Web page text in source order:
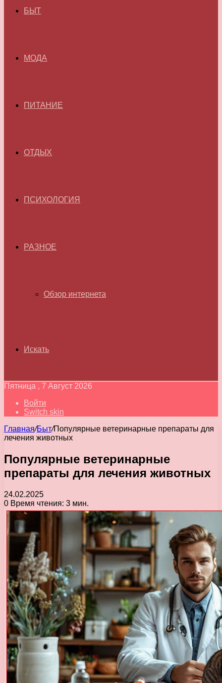
БЫТ
МОДА
ПИТАНИЕ
ОТДЫХ
ПСИХОЛОГИЯ
РАЗНОЕ
Обзор интернета
Искать
Пятница , 7 Август 2026
Войти
Switch skin
Главная/Быт/Популярные ветеринарные препараты для
лечения животных
Популярные ветеринарные
препараты для лечения животных
24.02.2025
0 Время чтения: 3 мин.